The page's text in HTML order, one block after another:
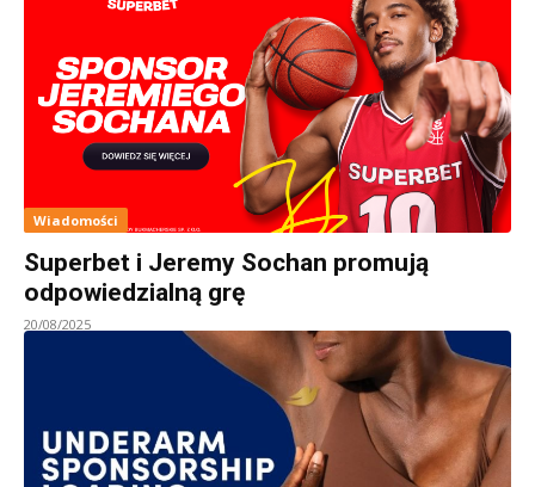
Wiadomości
Superbet i Jeremy Sochan promują
odpowiedzialną grę
20/08/2025